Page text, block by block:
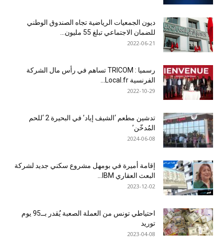
ديون الجمعيات الرياضية تجاه الصندوق الوطني
للضمان الاجتماعي تبلغ 55 مليون...
2022-06-21
رسميا : TRICOM تساهم في رأس مال الشركة
الفرنسية Local.fr...
2022-10-29
تدشين مطعم ‘الشيف إياد’ في البحيرة 2 ‘للحم
المُدخّن’
2024-06-08
إقامة أميرة في بومهل مشروع سكني جديد لشركة
البعث العقاري IBM...
2023-12-02
احتياطي تونس من العملة الصعبة يُقدر بــ95 يوم
توريد
2023-04-08